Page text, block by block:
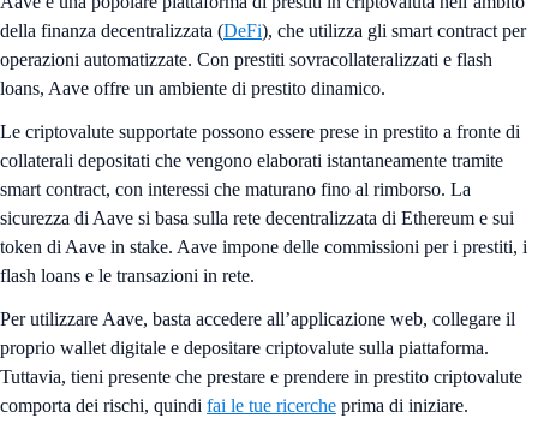
della finanza decentralizzata (DeFi), che utilizza gli smart contract per
operazioni automatizzate. Con prestiti sovracollateralizzati e flash
loans, Aave offre un ambiente di prestito dinamico.
Le criptovalute supportate possono essere prese in prestito a fronte di
collaterali depositati che vengono elaborati istantaneamente tramite
smart contract, con interessi che maturano fino al rimborso. La
sicurezza di Aave si basa sulla rete decentralizzata di Ethereum e sui
token di Aave in stake. Aave impone delle commissioni per i prestiti, i
flash loans e le transazioni in rete.
Per utilizzare Aave, basta accedere all’applicazione web, collegare il
proprio wallet digitale e depositare criptovalute sulla piattaforma.
Tuttavia, tieni presente che prestare e prendere in prestito criptovalute
comporta dei rischi, quindi fai le tue ricerche prima di iniziare.